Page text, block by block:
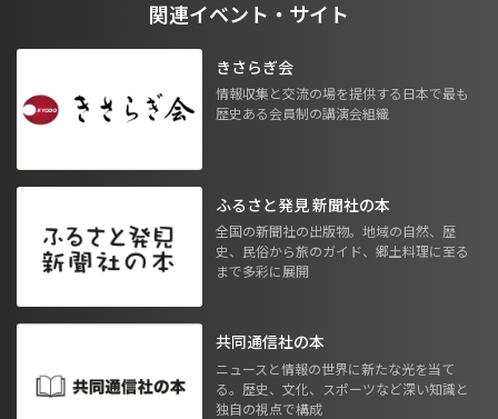
関連イベント・サイト
きさらぎ会
情報収集と交流の場を提供する日本で最も
歴史ある会員制の講演会組織
ふるさと発見 新聞社の本
全国の新聞社の出版物。地域の自然、歴
史、民俗から旅のガイド、郷土料理に至る
まで多彩に展開
共同通信社の本
ニュースと情報の世界に新たな光を当て
る。歴史、文化、スポーツなど深い知識と
独自の視点で構成